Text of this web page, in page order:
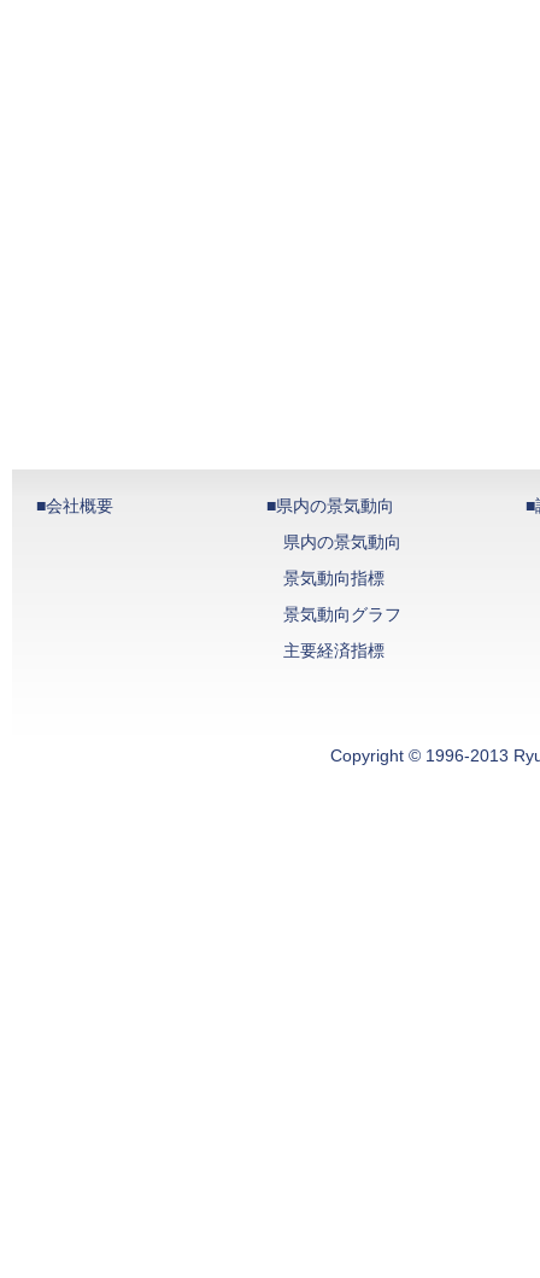
■会社概要
■県内の景気動向
県内の景気動向
景気動向指標
景気動向グラフ
主要経済指標
■
Copyright © 1996-2013